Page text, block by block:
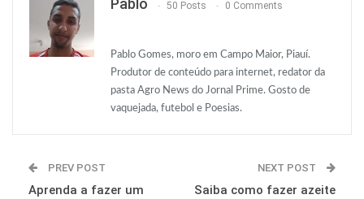
O email
Pablo 50 Posts 0 Comments
Pablo Gomes, moro em Campo Maior, Piauí.
Produtor de conteúdo para internet, redator da
pasta Agro News do Jornal Prime. Gosto de
vaquejada, futebol e Poesias.
PREV POST
Aprenda a fazer um
NEXT POST
Saiba como fazer azeite